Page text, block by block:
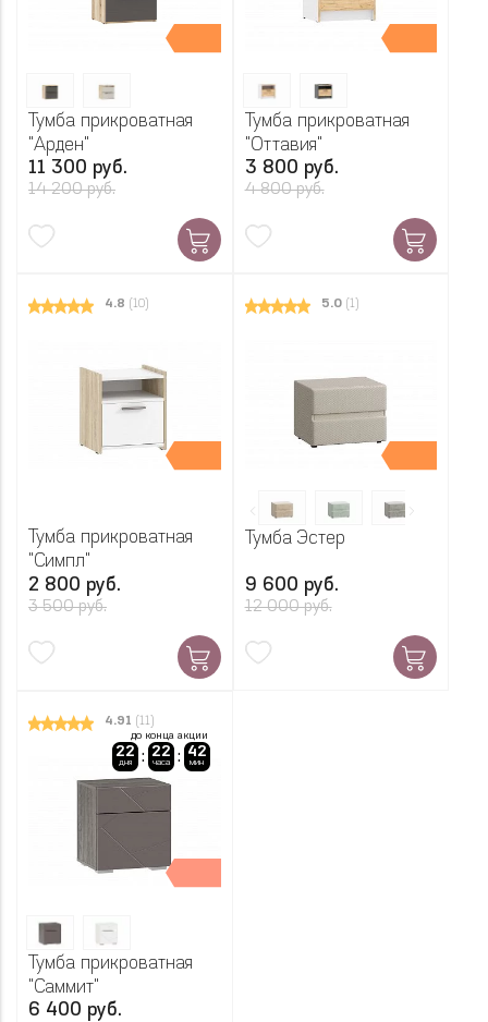
Тумба прикроватная
"Арден"
11 300 руб.
14 200 руб.
Тумба прикроватная
"Оттавия"
3 800 руб.
4 800 руб.
4.8 (10)
Тумба прикроватная
"Симпл"
2 800 руб.
3 500 руб.
5.0 (1)
Тумба Эстер
9 600 руб.
12 000 руб.
4.91
(11)
до конца акции
22
дня : 22
часа : 42
мин
Тумба прикроватная
"Саммит"
6 400 руб.